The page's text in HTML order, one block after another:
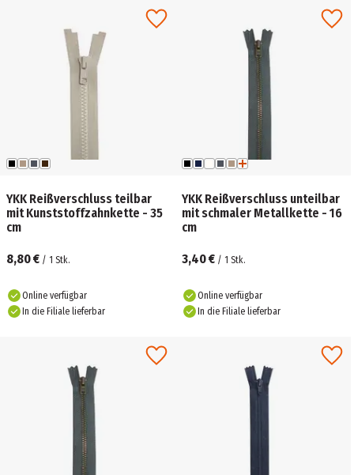
YKK Reißverschluss teilbar
mit Kunststoffzahnkette - 35
cm
8,80 € / 1 Stk.
Online verfügbar
In die Filiale lieferbar
YKK Reißverschluss unteilbar
mit schmaler Metallkette - 16
cm
3,40 € / 1 Stk.
Online verfügbar
In die Filiale lieferbar